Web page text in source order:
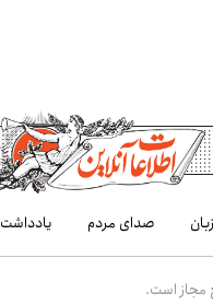
صدای مردم یادداشت
مجاز است.